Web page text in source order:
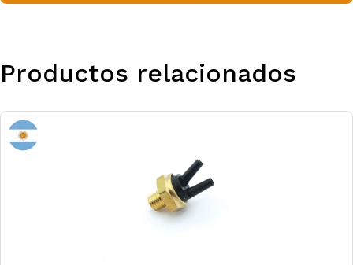
Productos relacionados